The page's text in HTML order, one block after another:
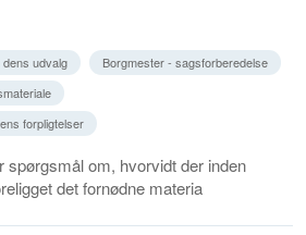
udvalg
Borgmester - sagsforberedelse
forpligtelser
spørgsmål om, hvorvidt der inden
det fornødne materia